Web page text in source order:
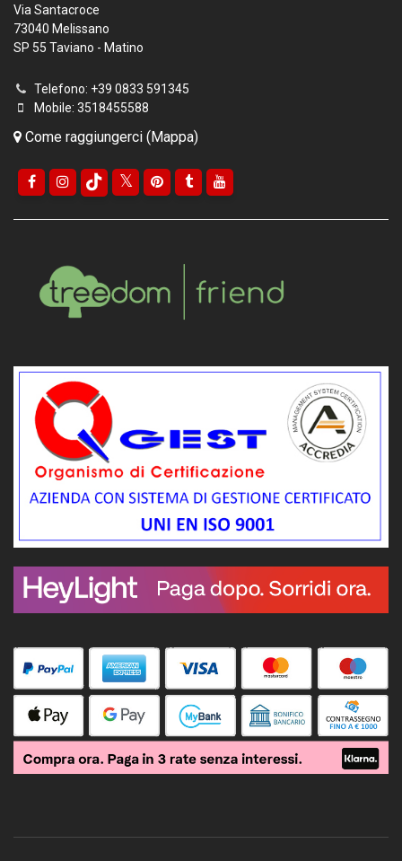
Via Santacroce
73040 Melissano
SP 55 Taviano - Matino
Telefono: +39 0833 591345
Mobile: 3518455588
Come raggiungerci (Mappa)